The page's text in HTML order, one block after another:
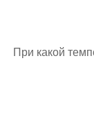
При какой